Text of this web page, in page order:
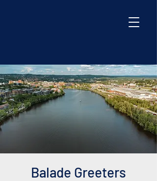
Balade Greeters